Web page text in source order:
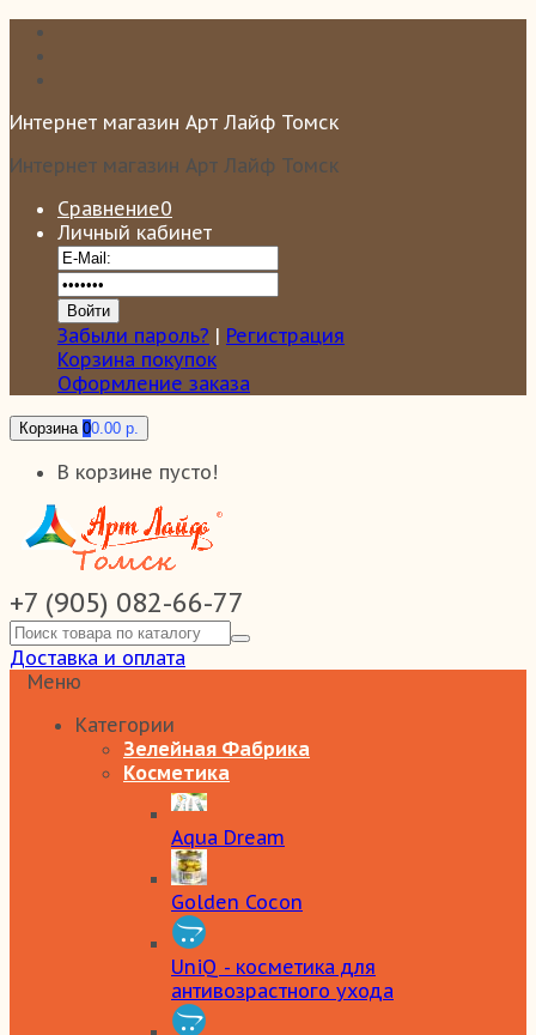
Интернет магазин Арт Лайф Томск
Интернет магазин Арт Лайф Томск
Сравнение0
Личный кабинет
Забыли пароль? | Регистрация
Корзина покупок
Оформление заказа
Корзина 00.00 р.
В корзине пусто!
+7 (905) 082-66-77
Доставка и оплата
Меню
Категории
Зелейная Фабрика
Косметика
Aqua Dream
Golden Cocon
UniQ - косметика для
антивозрастного ухода